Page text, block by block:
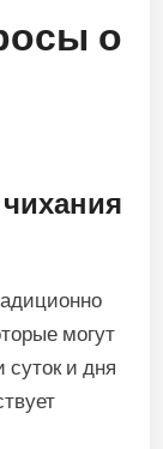
о
могут
суток и дня